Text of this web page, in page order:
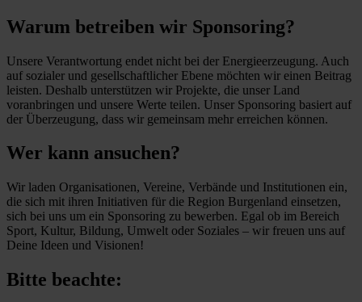
Warum betreiben wir Sponsoring?
Unsere Verantwortung endet nicht bei der Energieerzeugung. Auch
auf sozialer und gesellschaftlicher Ebene möchten wir einen Beitrag
leisten. Deshalb unterstützen wir Projekte, die unser Land
voranbringen und unsere Werte teilen. Unser Sponsoring basiert auf
der Überzeugung, dass wir gemeinsam mehr erreichen können.
Wer kann ansuchen?
Wir laden Organisationen, Vereine, Verbände und Institutionen ein,
die sich mit ihren Initiativen für die Region Burgenland einsetzen,
sich bei uns um ein Sponsoring zu bewerben. Egal ob im Bereich
Sport, Kultur, Bildung, Umwelt oder Soziales – wir freuen uns auf
Deine Ideen und Visionen!
Bitte beachte: